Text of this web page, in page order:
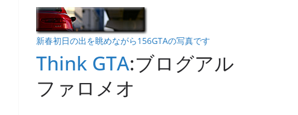
新春初日の出を眺めながら156GTAの写真です
Think GTA:ブログアル
ファロメオ